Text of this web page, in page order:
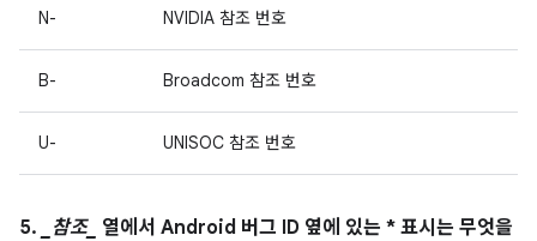
N- NVIDIA 참조 번호
B- Broadcom 참조 번호
U- UNISOC 참조 번호
5. _참조_ 열에서 Android 버그 ID 옆에 있는 * 표시는 무엇을